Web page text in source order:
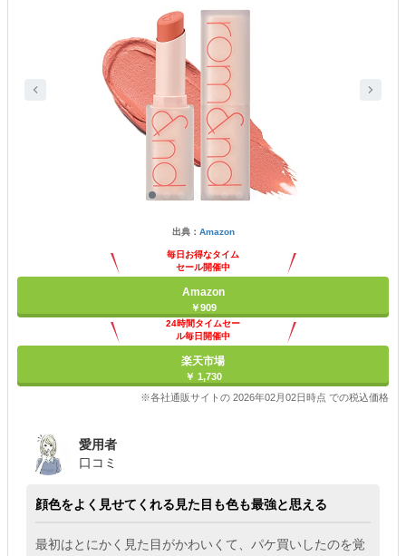
出典： Amazon
毎日お得なタイム
セール開催中
Amazon
￥909
24時間タイムセー
ル毎日開催中
楽天市場
￥ 1,730
※各社通販サイトの 2026年02月02日時点 での税込価格
愛用者
口コミ
顔色をよく見せてくれる見た目も色も最強と思える
最初はとにかく見た目がかわいくて、パケ買いしたのを覚